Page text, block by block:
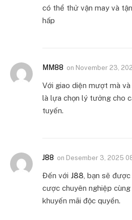
có thể thử vận may và
hấp
MM88 on November 23,
Với giao diện mượt mà và
là lựa chọn lý tưởng cho
tuyến.
J88 on Desember 3, 2025
Đến với J88 , bạn sẽ
cược chuyên nghiệp
khuyến mãi độc quyền.